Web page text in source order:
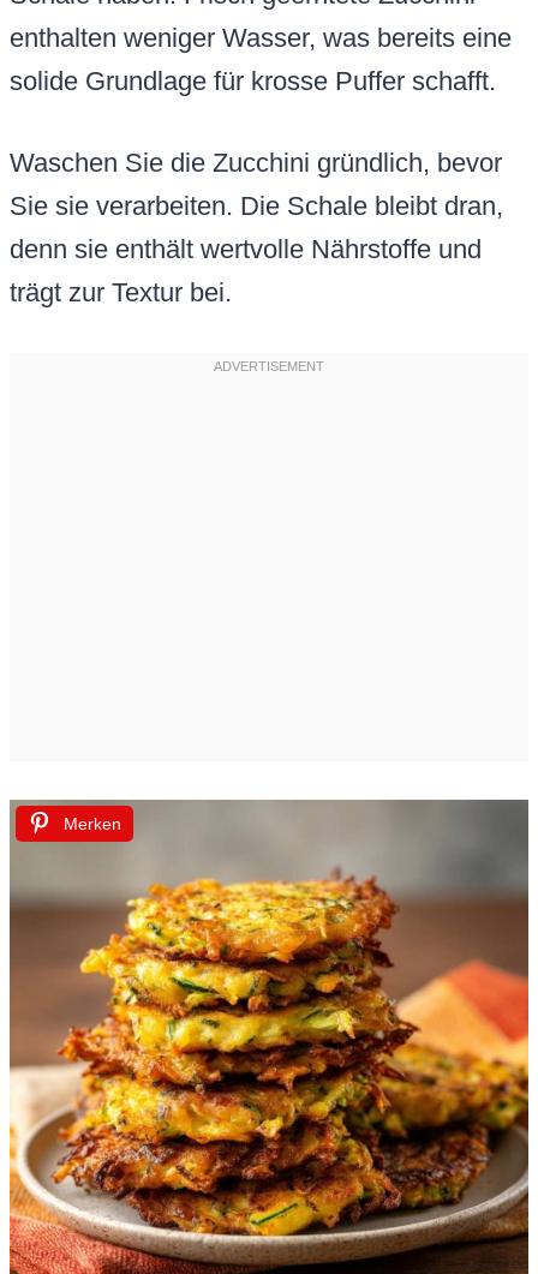
enthalten weniger Wasser, was bereits eine
solide Grundlage für krosse Puffer schafft.
Waschen Sie die Zucchini gründlich, bevor
Sie sie verarbeiten. Die Schale bleibt dran,
denn sie enthält wertvolle Nährstoffe und
trägt zur Textur bei.
Merken